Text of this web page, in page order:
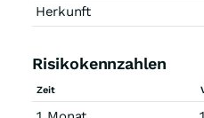
Herkunft
Risikokennzahlen
Zeit